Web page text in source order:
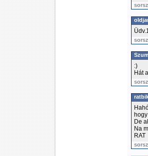
:)
Hát
De
Na
RAT